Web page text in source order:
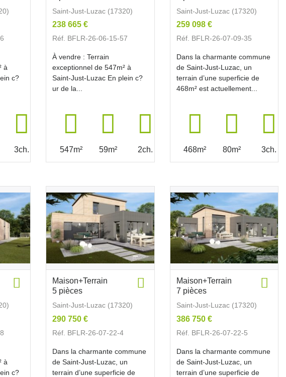
à
c?
3ch.
Saint-Just-Luzac (17320)
238 665 €
Réf. BFLR-26-06-15-57
À vendre : Terrain
exceptionnel de 547m² à
Saint-Just-Luzac En plein c?
ur de la...
547m² 59m² 2ch.
Saint-Just-Luzac (17320)
259 098 €
Réf. BFLR-26-07-09-35
Dans la charmante commune
de Saint-Just-Luzac, un
terrain d’une superficie de
468m² est actuellement...
468m² 80m² 3ch.
à
c?
Maison+Terrain
5 pièces
Saint-Just-Luzac (17320)
290 750 €
Réf. BFLR-26-07-22-4
Dans la charmante commune
de Saint-Just-Luzac, un
terrain d’une superficie de
Maison+Terrain
7 pièces
Saint-Just-Luzac (17320)
386 750 €
Réf. BFLR-26-07-22-5
Dans la charmante commune
de Saint-Just-Luzac, un
terrain d’une superficie de